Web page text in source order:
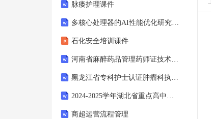
脉痿护理课件
多核心处理器的AI性能优化研究-洞察阐释
石化安全培训课件
河南省麻醉药品管理药师证技术等级评定试卷与答案
黑龙江省专科护士认证肿瘤科执业许可考试试卷与答案
2024-2025学年湖北省重点高中智学联盟高一下学期5月联考历史试题及答案
商超运营流程管理